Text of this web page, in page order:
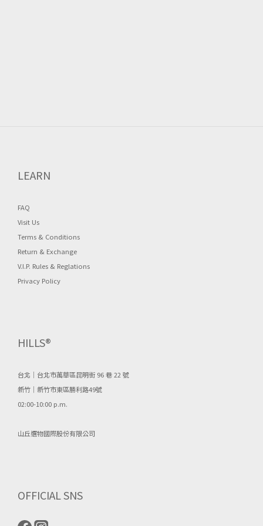
LEARN
FAQ
Visit Us
Terms & Conditions
Return & Exchange
V.I.P. Rules & Reglations
Privacy Policy
HILLS®
台北｜台北市萬華區昆明街 96 巷 22 號
新竹｜新竹市東區勝利路49號
02:00-10:00 p.m.
山丘選物國際股份有限公司
OFFICIAL SNS